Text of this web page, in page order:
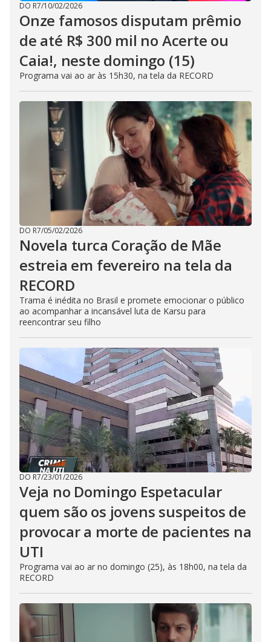
DO R7/10/02/2026
Onze famosos disputam prêmio
de até R$ 300 mil no Acerte ou
Caia!, neste domingo (15)
Programa vai ao ar às 15h30, na tela da RECORD
DO R7/05/02/2026
Novela turca Coração de Mãe
estreia em fevereiro na tela da
RECORD
Trama é inédita no Brasil e promete emocionar o público
ao acompanhar a incansável luta de Karsu para
reencontrar seu filho
DO R7/23/01/2026
Veja no Domingo Espetacular
quem são os jovens suspeitos de
provocar a morte de pacientes na
UTI
Programa vai ao ar no domingo (25), às 18h00, na tela da
RECORD